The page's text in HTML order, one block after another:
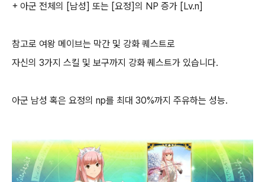
+ 아군 전체의 [남성] 또는 [요정]의 NP 증가 [Lv.n]
참고로 여왕 메이브는 막간 및 강화 퀘스트로
자신의 3가지 스킬 및 보구까지 강화 퀘스트가 있습니다.
아군 남성 혹은 요정의 np를 최대 30%까지 주유하는 성능.